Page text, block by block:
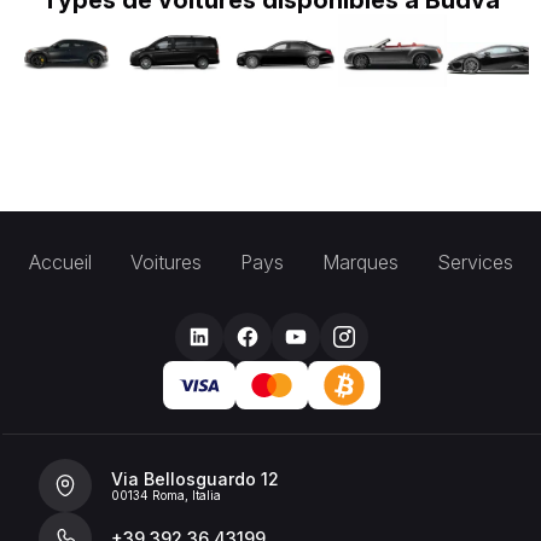
Accueil Voitures Pays Marques Services
Via Bellosguardo 12
00134 Roma, Italia